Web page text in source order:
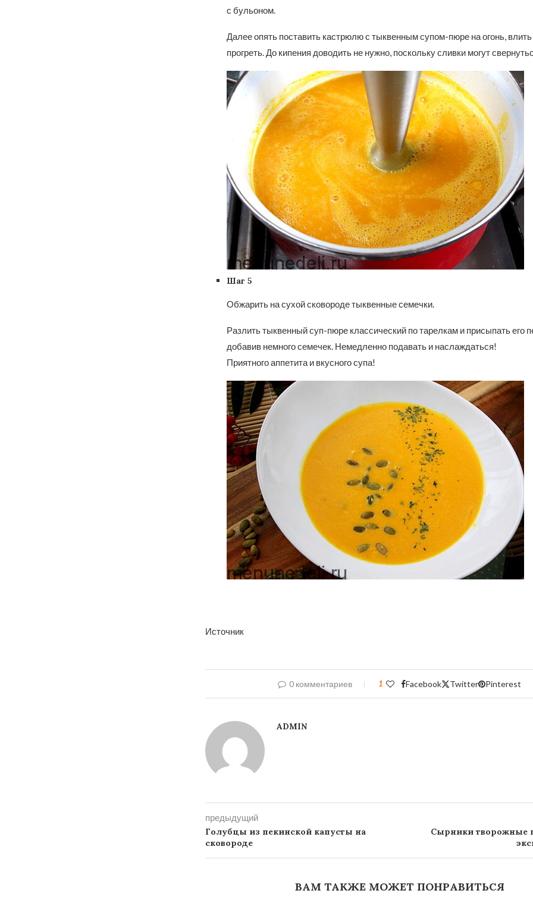
с бульоном.
Далее опять поставить кастрюлю с тыквенным супом-пюре на огонь, влить
прогреть. До кипения доводить не нужно, поскольку сливки могут
Шаг 5
Обжарить на сухой сковороде тыквенные семечки.
Разлить тыквенный суп-пюре классический по тарелкам и присыпать его
добавив немного семечек. Немедленно подавать и наслаждаться!
Приятного аппетита и вкусного супа!
Источник
0 комментариев 1 Facebook Twitter Pinterest
ADMIN
предыдущий
Голубцы из пекинской капусты на
сковороде
Сырники творожные
ВАМ ТАКЖЕ МОЖЕТ ПОНРАВИТЬСЯ